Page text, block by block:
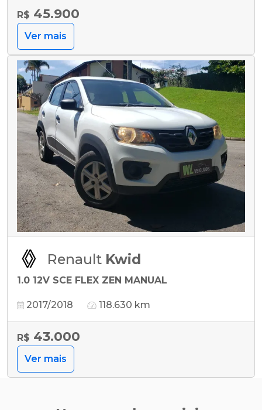
R$ 45.900
Ver mais
Renault Kwid
1.0 12V SCE FLEX ZEN MANUAL
2017/2018 118.630 km
R$ 43.000
Ver mais